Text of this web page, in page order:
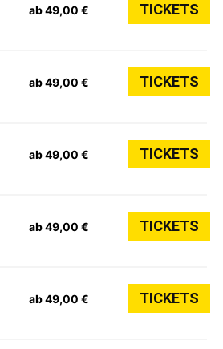
ab 49,00 € TICKETS
ab 49,00 € TICKETS
ab 49,00 € TICKETS
ab 49,00 € TICKETS
ab 49,00 € TICKETS